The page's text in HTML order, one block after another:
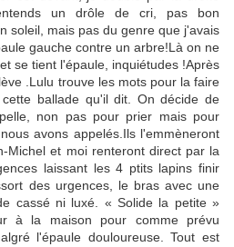
un drôle de cri, pas bon
soleil, mais pas du genre que j'avais
gauche contre un arbre!Là on ne
se tient l'épaule, inquiétudes !Après
.Lulu trouve les mots pour la faire
ballade qu'il dit. On décide de
non pas pour prier mais pour
avons appelés.Ils l'emmèneront
Michel et moi renteront direct par la
laissant les 4 ptits lapins finir
des urgences, le bras avec une
cassé ni luxé. « Solide la petite »
à la maison pour comme prévu
l'épaule douloureuse. Tout est